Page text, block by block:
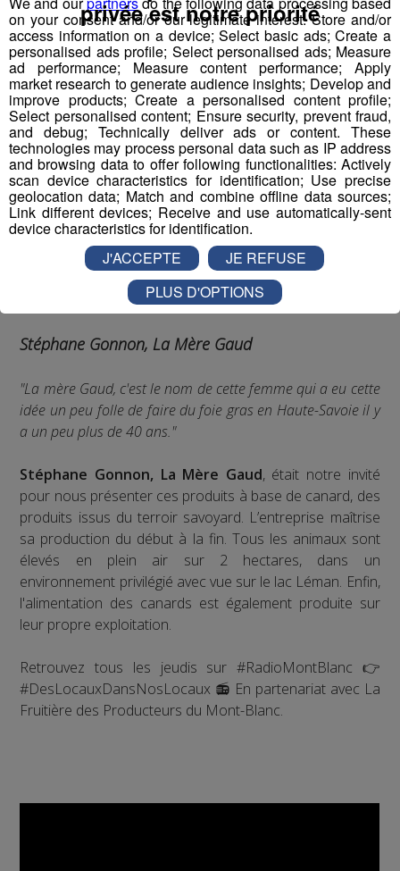
Radio Mont Blanc
Animation
La Famille Radio Mont Blanc
Des Locaux Dans Nos Locaux
Stéphane Gonnon, La Mère Gaud
"La mère Gaud, c'est le nom de cette femme qui a eu cette
idée un peu folle de faire du foie gras en Haute-Savoie il y
a un peu plus de 40 ans."
Stéphane Gonnon, La Mère Gaud, était notre invité
pour nous présenter ces produits à base de canard, des
produits issus du terroir savoyard. L’entreprise maîtrise
sa production du début à la fin. Tous les animaux sont
élevés en plein air sur 2 hectares, dans un
environnement privilégié avec vue sur le lac Léman. Enfin,
l'alimentation des canards est également produite sur
leur propre exploitation.
Retrouvez tous les jeudis sur #RadioMontBlanc 👉
#DesLocauxDansNosLocaux 📻 En partenariat avec La
Fruitière des Producteurs du Mont-Blanc.
on your consent and/or our legitimate interest: Store and/or
access information on a device; Select basic ads; Create a
personalised ads profile; Select personalised ads; Measure
ad performance; Measure content performance; Apply
market research to generate audience insights; Develop and
improve products; Create a personalised content profile;
Select personalised content; Ensure security, prevent fraud,
and debug; Technically deliver ads or content. These
technologies may process personal data such as IP address
and browsing data to offer following functionalities: Actively
scan device characteristics for identification; Use precise
geolocation data; Match and combine offline data sources;
Link different devices; Receive and use automatically-sent
device characteristics for identification.
privée est notre priorité
J'ACCEPTE
JE REFUSE
PLUS D'OPTIONS